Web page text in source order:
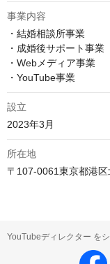
事業内容
・結婚相談所事業
・成婚後サポート事業
・Webメディア事業
・YouTube事業
設立
2023年3月
所在地
〒107-0061東京都港
YouTubeディレクター を